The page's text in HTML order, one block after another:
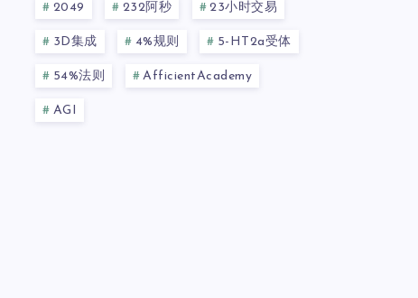
2049 232阿秒 23小时交易
3D集成 4%规则 5-HT2a受体
54%法则 AfficientAcademy
AGI